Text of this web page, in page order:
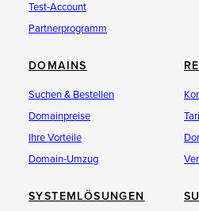
Test-Account
Partnerprogramm
DOMAINS
Suchen & Bestellen
Domainpreise
Ihre Vorteile
Domain-Umzug
SYSTEMLÖSUNGEN